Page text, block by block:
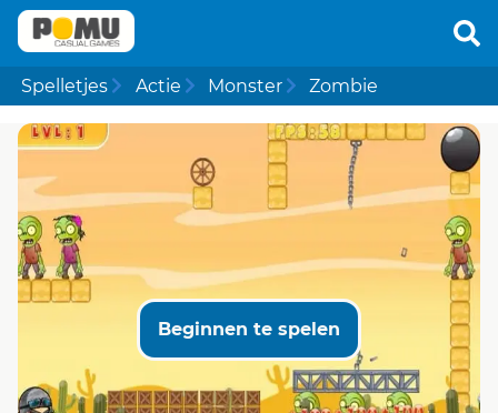
Spelletjes Actie Monster Zombie
Beginnen te spelen